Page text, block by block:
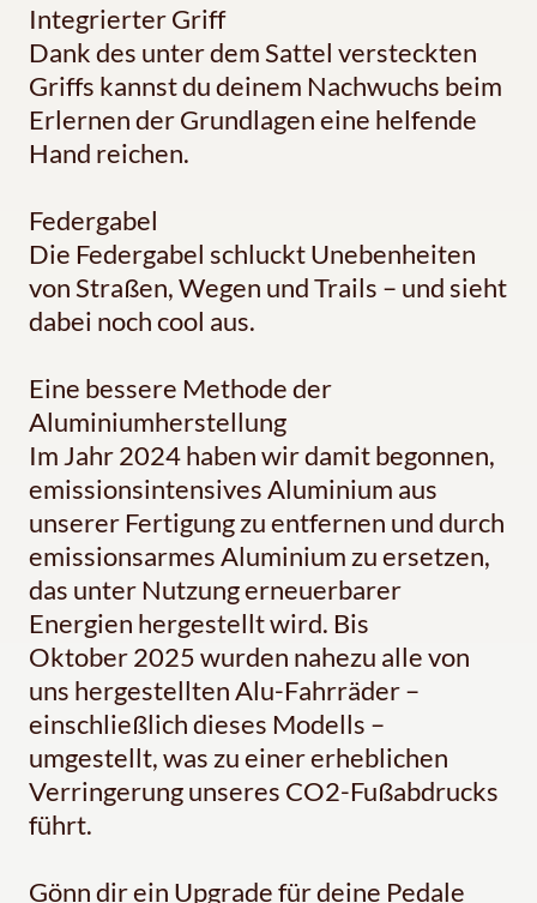
Integrierter Griff
Dank des unter dem Sattel versteckten
Griffs kannst du deinem Nachwuchs beim
Erlernen der Grundlagen eine helfende
Hand reichen.
Federgabel
Die Federgabel schluckt Unebenheiten
von Straßen, Wegen und Trails – und sieht
dabei noch cool aus.
Eine bessere Methode der
Aluminiumherstellung
Im Jahr 2024 haben wir damit begonnen,
emissionsintensives Aluminium aus
unserer Fertigung zu entfernen und durch
emissionsarmes Aluminium zu ersetzen,
das unter Nutzung erneuerbarer
Energien hergestellt wird. Bis
Oktober 2025 wurden nahezu alle von
uns hergestellten Alu-Fahrräder –
einschließlich dieses Modells –
umgestellt, was zu einer erheblichen
Verringerung unseres CO2-Fußabdrucks
führt.
Gönn dir ein Upgrade für deine Pedale